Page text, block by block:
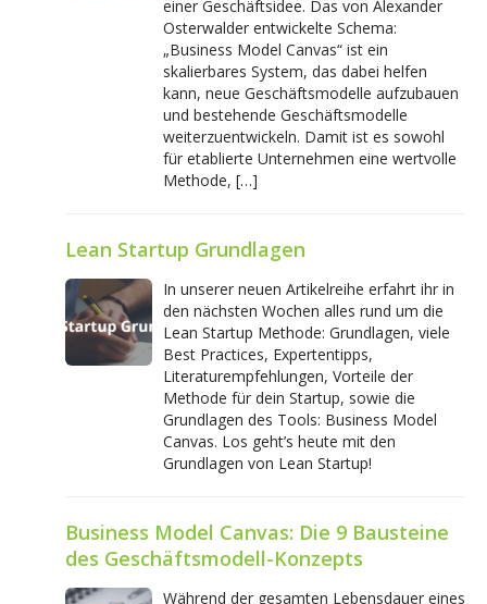
einer Geschäftsidee. Das von Alexander
Osterwalder entwickelte Schema:
„Business Model Canvas“ ist ein
skalierbares System, das dabei helfen
kann, neue Geschäftsmodelle aufzubauen
und bestehende Geschäftsmodelle
weiterzuentwickeln. Damit ist es sowohl
für etablierte Unternehmen eine wertvolle
Methode, […]
Lean Startup Grundlagen
In unserer neuen Artikelreihe erfahrt ihr in
den nächsten Wochen alles rund um die
Lean Startup Methode: Grundlagen, viele
Best Practices, Expertentipps,
Literaturempfehlungen, Vorteile der
Methode für dein Startup, sowie die
Grundlagen des Tools: Business Model
Canvas. Los geht’s heute mit den
Grundlagen von Lean Startup!
Business Model Canvas: Die 9 Bausteine
des Geschäftsmodell-Konzepts
Während der gesamten Lebensdauer eines